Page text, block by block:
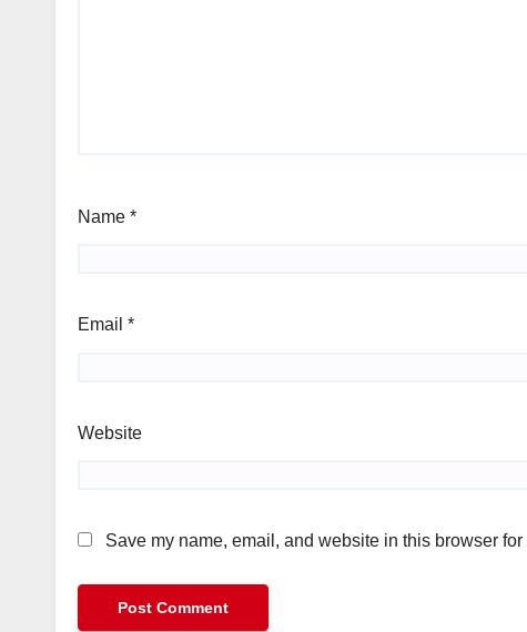
Name *
Email *
Website
Save my name, email, and website in this browser